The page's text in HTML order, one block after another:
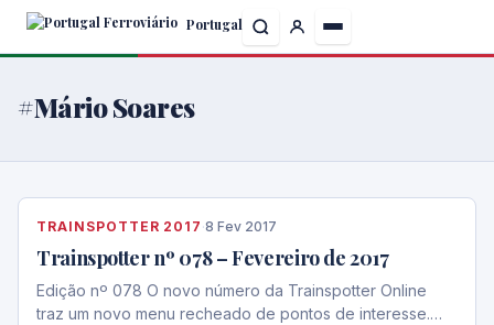
Skip
content
Portugal
#Mário Soares
TRAINSPOTTER 2017 ·8 Fev 2017
Trainspotter nº 078 – Fevereiro de 2017
Edição nº 078 O novo número da Trainspotter Online
traz um novo menu recheado de pontos de interesse.…